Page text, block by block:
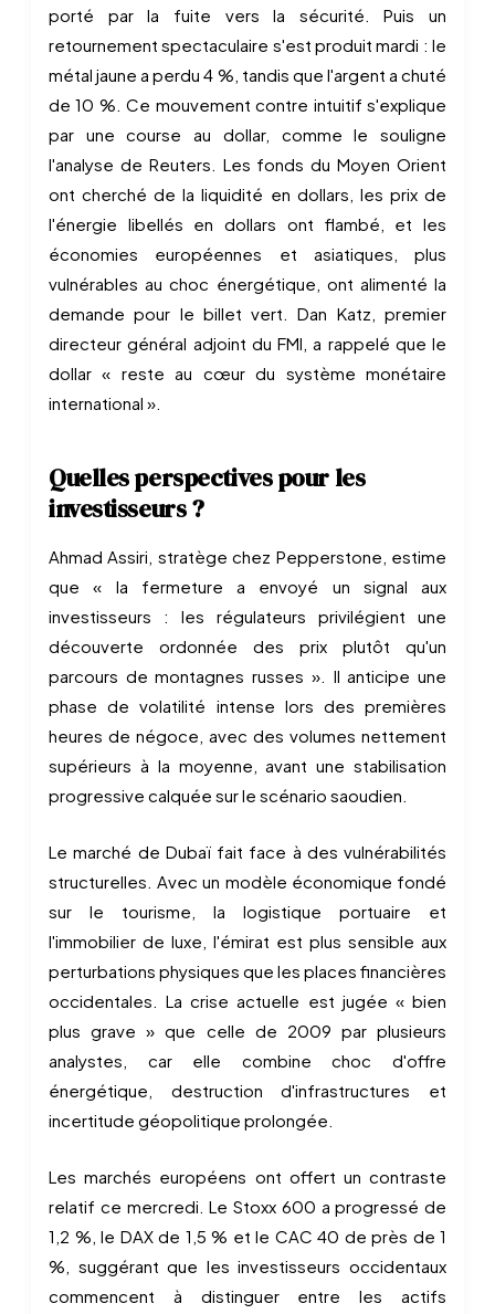
porté par la fuite vers la sécurité. Puis un
retournement spectaculaire s'est produit mardi : le
métal jaune a perdu 4 %, tandis que l'argent a chuté
de 10 %. Ce mouvement contre intuitif s'explique
par une course au dollar, comme le souligne
l'analyse de Reuters. Les fonds du Moyen Orient
ont cherché de la liquidité en dollars, les prix de
l'énergie libellés en dollars ont flambé, et les
économies européennes et asiatiques, plus
vulnérables au choc énergétique, ont alimenté la
demande pour le billet vert. Dan Katz, premier
directeur général adjoint du FMI, a rappelé que le
dollar « reste au cœur du système monétaire
international ».
Quelles perspectives pour les
investisseurs ?
Ahmad Assiri, stratège chez Pepperstone, estime
que « la fermeture a envoyé un signal aux
investisseurs : les régulateurs privilégient une
découverte ordonnée des prix plutôt qu'un
parcours de montagnes russes ». Il anticipe une
phase de volatilité intense lors des premières
heures de négoce, avec des volumes nettement
supérieurs à la moyenne, avant une stabilisation
progressive calquée sur le scénario saoudien.
Le marché de Dubaï fait face à des vulnérabilités
structurelles. Avec un modèle économique fondé
sur le tourisme, la logistique portuaire et
l'immobilier de luxe, l'émirat est plus sensible aux
perturbations physiques que les places financières
occidentales. La crise actuelle est jugée « bien
plus grave » que celle de 2009 par plusieurs
analystes, car elle combine choc d'offre
énergétique, destruction d'infrastructures et
incertitude géopolitique prolongée.
Les marchés européens ont offert un contraste
relatif ce mercredi. Le Stoxx 600 a progressé de
1,2 %, le DAX de 1,5 % et le CAC 40 de près de 1
%, suggérant que les investisseurs occidentaux
commencent à distinguer entre les actifs